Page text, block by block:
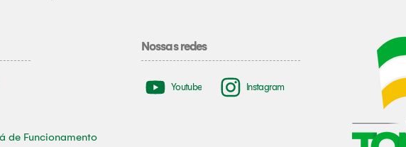
de Funcionamento
Nossas redes
Youtube Instagram